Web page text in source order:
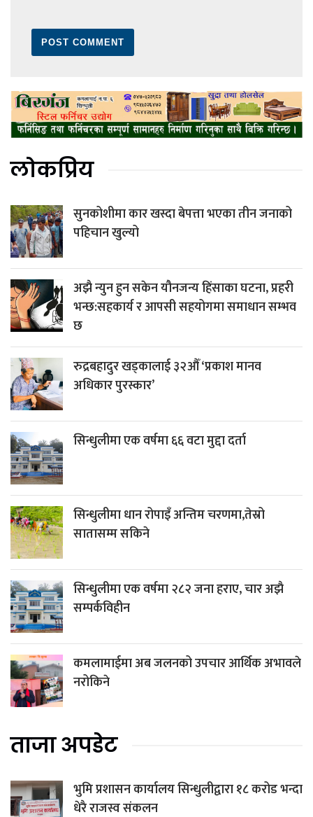
लोकप्रिय
सुनकोशीमा कार खस्दा बेपत्ता भएका तीन जनाको
पहिचान खुल्यो
अझै न्युन हुन सकेन यौनजन्य हिंसाका घटना, प्रहरी
भन्छ:सहकार्य र आपसी सहयोगमा समाधान सम्भव
छ
रुद्रबहादुर खड्कालाई ३२औँ ‘प्रकाश मानव
अधिकार पुरस्कार’
सिन्धुलीमा एक वर्षमा ६६ वटा मुद्दा दर्ता
सिन्धुलीमा धान रोपाइँ अन्तिम चरणमा,तेस्रो
सातासम्म सकिने
सिन्धुलीमा एक वर्षमा २८२ जना हराए, चार अझै
सम्पर्कविहीन
कमलामाईमा अब जलनको उपचार आर्थिक अभावले
नरोकिने
ताजा अपडेट
भुमि प्रशासन कार्यालय सिन्धुलीद्वारा १८ करोड भन्दा
धेरै राजस्व संकलन